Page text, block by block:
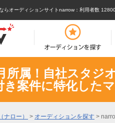
らオーディションサイトnarrow ：利用者数
所属！自社スタジ
案件に特化した
ロー） > オーディションを探す >